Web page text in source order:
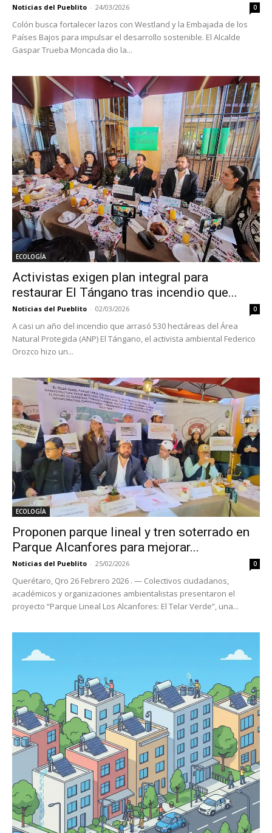
Noticias del Pueblito - 24/03/2026 0
Colón busca fortalecer lazos con Westland y la Embajada de los
Países Bajos para impulsar el desarrollo sostenible. El Alcalde
Gaspar Trueba Moncada dio la...
ECOLOGÍA
Activistas exigen plan integral para
restaurar El Tángano tras incendio que...
Noticias del Pueblito - 02/03/2026 0
A casi un año del incendio que arrasó 530 hectáreas del Área
Natural Protegida (ANP) El Tángano, el activista ambiental Federico
Orozco hizo un...
ECOLOGÍA
Proponen parque lineal y tren soterrado en
Parque Alcanfores para mejorar...
Noticias del Pueblito - 25/02/2026 0
Querétaro, Qro 26 Febrero 2026 . — Colectivos ciudadanos,
académicos y organizaciones ambientalistas presentaron el
proyecto “Parque Lineal Los Alcanfores: El Telar Verde”, una...